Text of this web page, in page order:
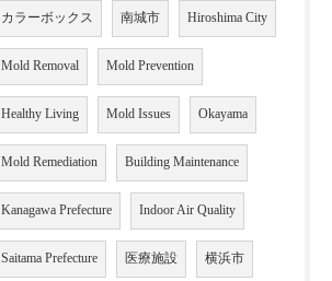
カラーボックス 南城市 Hiroshima City
Mold Removal Mold Prevention
Healthy Living Mold Issues Okayama
Mold Remediation Building Maintenance
Kanagawa Prefecture Indoor Air Quality
Saitama Prefecture 医療施設 横浜市